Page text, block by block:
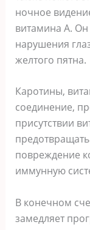
ночное
витамина А. Он
нарушения
желтого пятна.
Каротины,
соединение,
присутствии
повреждение
иммунную
В конечном
замедляет